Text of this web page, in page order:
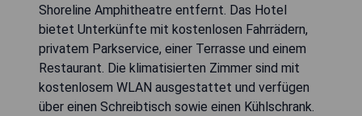
Shoreline Amphitheatre entfernt. Das Hotel
bietet Unterkünfte mit kostenlosen Fahrrädern,
privatem Parkservice, einer Terrasse und einem
Restaurant. Die klimatisierten Zimmer sind mit
kostenlosem WLAN ausgestattet und verfügen
über einen Schreibtisch sowie einen Kühlschrank.